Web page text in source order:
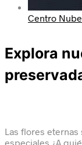
Centro
Explora
Las flores
especiales ¿A